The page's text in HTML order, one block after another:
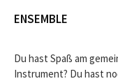
ENSEMBLE
Du hast Spaß am
Instrument? Du hast